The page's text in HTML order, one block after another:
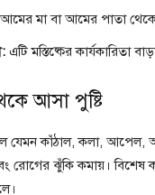
আমের মা বা আমের পাতা
এটি মস্তিষ্কের কার্যকারিতা
আসা পুষ্টি
যেমন কাঁঠাল, কলা, আপেল,
রোগের ঝুঁকি কমায়। বিশেষ